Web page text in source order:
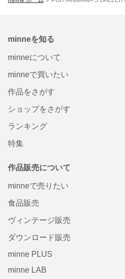
minneを知る
minneについて
minneで買いたい
作品をさがす
ショップをさがす
ランキング
特集
作品販売について
minneで売りたい
食品販売
ヴィンテージ販売
ダウンロード販売
minne PLUS
minne LAB